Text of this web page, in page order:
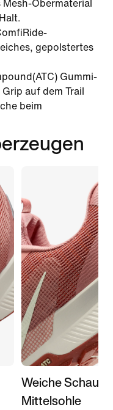
Obermaterial
gepolstertes
Gummi-
auf dem Trail
beim
Weiche
Mittelsohle